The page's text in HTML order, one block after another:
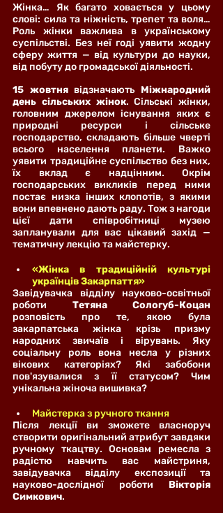
Жінка… Як багато ховається у цьому
слові: сила та ніжність, трепет та воля…
Роль жінки важлива в українському
суспільстві. Без неї годі уявити жодну
сферу життя — від культури до науки,
від побуту до громадської діяльності.
15 жовтня відзначають Міжнародний
день сільських жінок. Сільські жінки,
головним джерелом існування яких є
природні ресурси і сільське
господарство, складають більше чверті
всього населення планети. Важко
уявити традиційне суспільство без них,
їх вклад є надцінним. Окрім
господарських викликів перед ними
постає низка інших клопотів, з якими
вони впевнено дають раду. Тож з нагоди
цієї дати співробітниці музею
запланували для вас цікавий захід —
тематичну лекцію та майстерку.
«Жінка в традиційній культурі
українців Закарпаття»
Завідувачка відділу науково-освітньої
роботи Тетяна Сологуб-Коцан
розповість про те, якою була
закарпатська жінка крізь призму
народних звичаїв і вірувань. Яку
соціальну роль вона несла у різних
вікових категоріях? Які забобони
пов'язувалися з її статусом? Чим
унікальна жіноча вишивка?
Майстерка з ручного ткання
Після лекції ви зможете власноруч
створити оригінальний атрибут завдяки
ручному ткацтву. Основам ремесла з
радістю навчить вас майстриня,
завідувачка відділу експозиції та
науково-дослідної роботи Вікторія
Симкович.